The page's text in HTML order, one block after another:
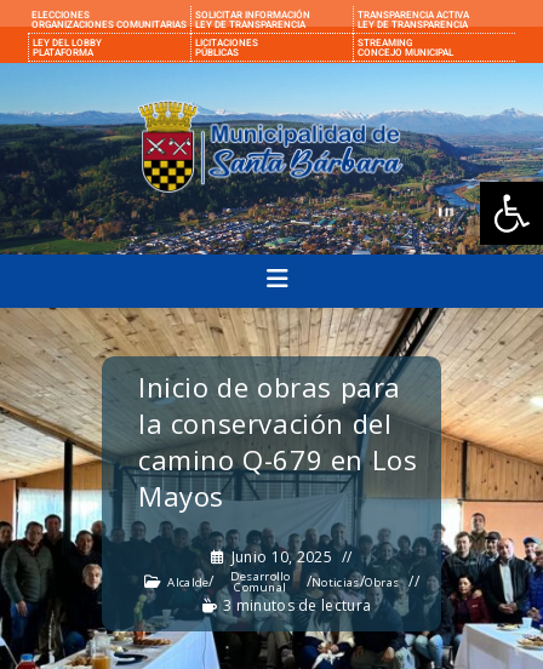
ELECCIONES
ORGANIZACIONES COMUNITARIAS
SOLICITAR INFORMACIÓN
LEY DE TRANSPARENCIA
TRANSPARENCIA ACTIVA
LEY DE TRANSPARENCIA
LEY DEL LOBBY
PLATAFORMA
LICITACIONES
PÚBLICAS
STREAMING
CONCEJO MUNICIPAL
Inicio de obras para
la conservación del
camino Q-679 en Los
Mayos
Junio 10, 2025
Alcalde/ Desarrollo
Comunal /Noticias/Obras
3 minutos de lectura